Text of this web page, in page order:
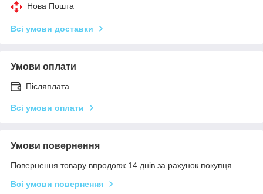
Нова Пошта
Всі умови доставки
Умови оплати
Післяплата
Всі умови оплати
Умови повернення
Повернення товару впродовж 14 днів за рахунок покупця
Всі умови повернення